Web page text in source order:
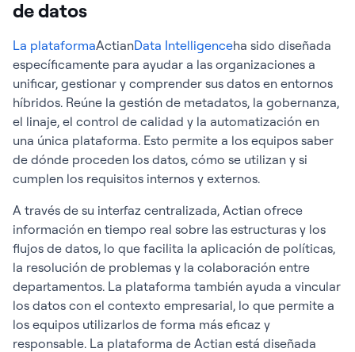
de datos
La plataformaActianData Intelligenceha sido diseñada
específicamente para ayudar a las organizaciones a
unificar, gestionar y comprender sus datos en entornos
híbridos. Reúne la gestión de metadatos, la gobernanza,
el linaje, el control de calidad y la automatización en
una única plataforma. Esto permite a los equipos saber
de dónde proceden los datos, cómo se utilizan y si
cumplen los requisitos internos y externos.
A través de su interfaz centralizada, Actian ofrece
información en tiempo real sobre las estructuras y los
flujos de datos, lo que facilita la aplicación de políticas,
la resolución de problemas y la colaboración entre
departamentos. La plataforma también ayuda a vincular
los datos con el contexto empresarial, lo que permite a
los equipos utilizarlos de forma más eficaz y
responsable. La plataforma de Actian está diseñada